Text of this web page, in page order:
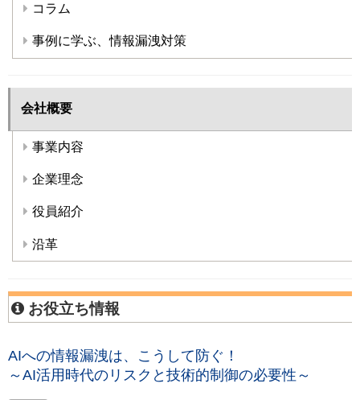
コラム
事例に学ぶ、情報漏洩対策
会社概要
事業内容
企業理念
役員紹介
沿革
お役立ち情報
AIへの情報漏洩は、こうして防ぐ！
～AI活用時代のリスクと技術的制御の必要性～